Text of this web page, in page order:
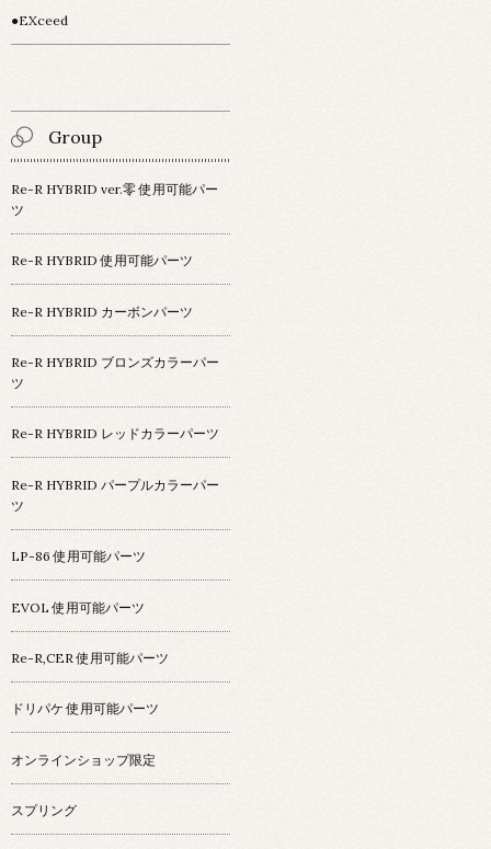
●EXceed
Group
Re-R HYBRID ver.零 使用可能パー
ツ
Re-R HYBRID 使用可能パーツ
Re-R HYBRID カーボンパーツ
Re-R HYBRID ブロンズカラーパー
ツ
Re-R HYBRID レッドカラーパーツ
Re-R HYBRID パープルカラーパー
ツ
LP-86 使用可能パーツ
EVOL 使用可能パーツ
Re-R,CER 使用可能パーツ
ドリパケ 使用可能パーツ
オンラインショップ限定
スプリング